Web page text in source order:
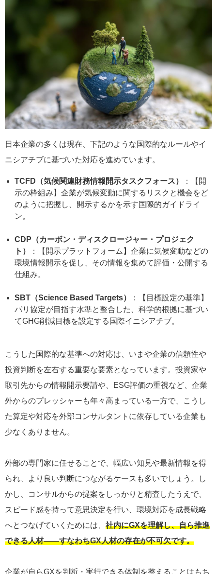
日本企業の多くは現在、下記のような国際的なルールやイ
ニシアチブに基づいた対応を進めています。
TCFD（気候関連財務情報開示タスクフォース）
：【開
示の枠組み】企業が気候変動に関するリスクと機会をど
のように把握し、開示するかを示す国際的ガイドライ
ン。
CDP（カーボン・ディスクロージャー・プロジェク
ト）
：【開示プラットフォーム】企業に気候変動などの
環境情報開示を促し、その情報を集めて評価・公開する
仕組み。
SBT（Science Based Targets）
：【目標設定の基準】
パリ協定が目指す水準と整合した、科学的根拠に基づい
てGHG削減目標を設定する国際イニシアチブ。
こうした国際的な基準への対応は、いまや企業の信頼性や
投資判断を左右する重要な要素となっています。投資家や
取引先からの情報開示要請や、ESG評価の重視など、企業
外からのプレッシャーも年々高まっている一方で、こうし
た算定や対応を外部コンサルタントに依存している企業も
少なくありません。
外部の専門家に任せることで、幅広い知見や最新情報を得
られ、より良い判断につながるケースも多いでしょう。し
かし、コンサルからの提案をしっかりと精査したうえで、
スピード感を持って意思決定を行い、環境対応を成長戦略
へとつなげていくためには、 社内にGXを理解し、自ら推進
できる人材――すなわちGX人材の存在が不可欠です。
企業が自らGXを判断・実行できる体制を整えることはもち